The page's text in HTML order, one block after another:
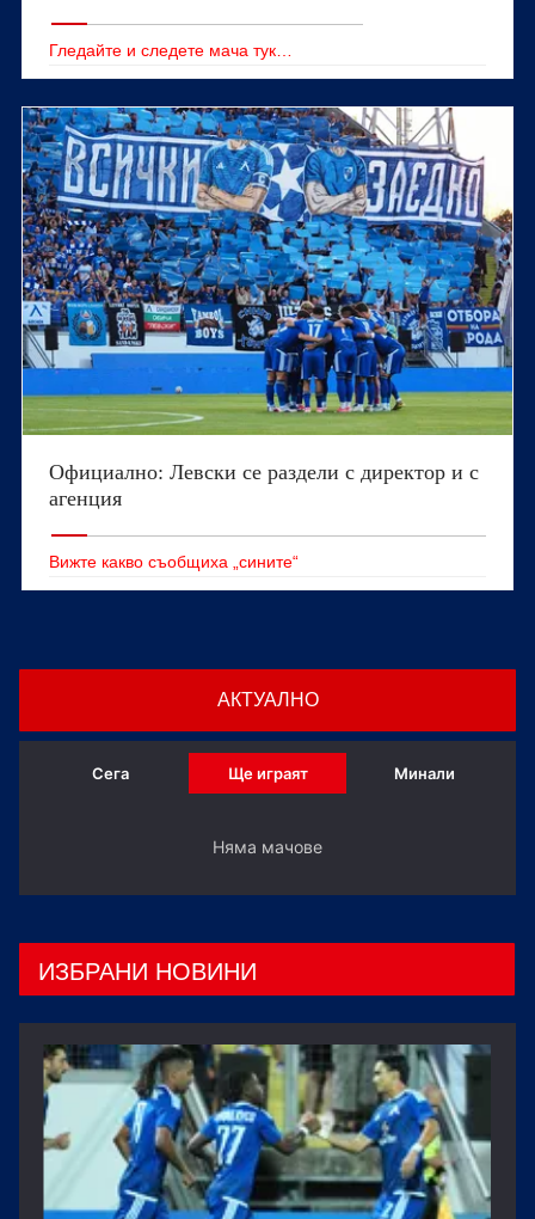
Гледайте и следете мача тук…
Официално: Левски се раздели с директор и с
агенция
Вижте какво съобщиха „сините“
АКТУАЛНО
Сега Ще играят Минали
Няма мачове
ИЗБРАНИ НОВИНИ